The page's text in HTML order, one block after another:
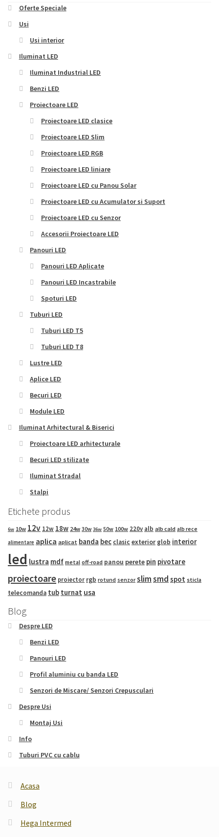
Oferte Speciale
Usi
Usi interior
Iluminat LED
Iluminat Industrial LED
Benzi LED
Proiectoare LED
Proiectoare LED clasice
Proiectoare LED Slim
Proiectoare LED RGB
Proiectoare LED liniare
Proiectoare LED cu Panou Solar
Proiectoare LED cu Acumulator si Suport
Proiectoare LED cu Senzor
Accesorii Proiectoare LED
Panouri LED
Panouri LED Aplicate
Panouri LED Incastrabile
Spoturi LED
Tuburi LED
Tuburi LED T5
Tuburi LED T8
Lustre LED
Aplice LED
Becuri LED
Module LED
Iluminat Arhitectural & Biserici
Proiectoare LED arhitecturale
Becuri LED stilizate
Iluminat Stradal
Stalpi
Etichete produs
6w 10w 12v 12w 18w 24w 30w 36w 50w 100w 220v alb alb cald alb rece
alimentare aplica aplicat banda bec clasic exterior glob interior
led lustra mdf metal off-road panou perete pin pivotare
proiectoare proiector rgb rotund senzor slimsmd spot sticla
telecomanda tub turnat usa
Blog
Despre LED
Benzi LED
Panouri LED
Profil aluminiu cu banda LED
Senzori de Miscare/ Senzori Crepusculari
Despre Usi
Montaj Usi
Info
Tuburi PVC cu cablu
Acasa
Blog
Hega Intermed